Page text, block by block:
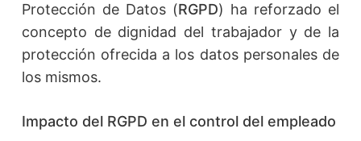
Protección de Datos (RGPD) ha reforzado el
concepto de dignidad del trabajador y de la
protección ofrecida a los datos personales de
los mismos.
Impacto del RGPD en el control del empleado